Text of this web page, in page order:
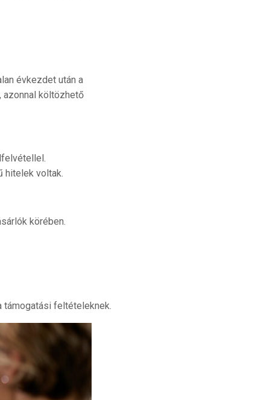
évkezdet után a
azonnal költözhető
hitelek voltak.
körében.
támogatási feltételeknek.